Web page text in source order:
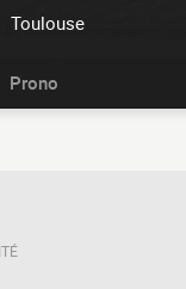
Toulouse
Prono